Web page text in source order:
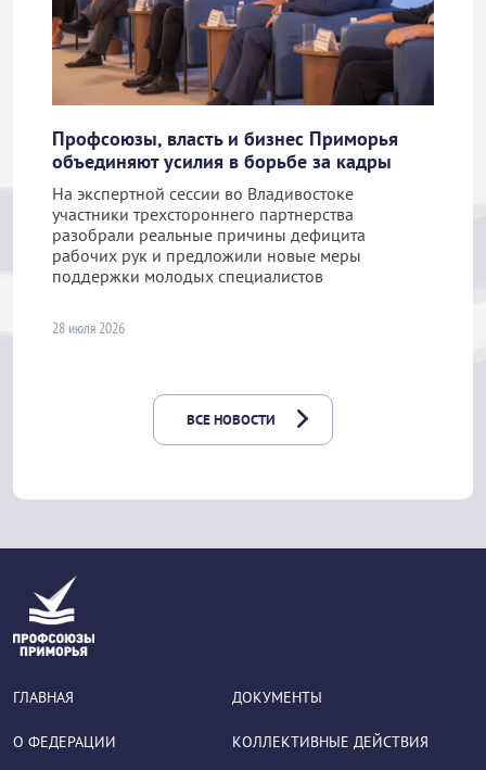
Профсоюзы, власть и бизнес Приморья
объединяют усилия в борьбе за кадры
На экспертной сессии во Владивостоке
участники трехстороннего партнерства
разобрали реальные причины дефицита
рабочих рук и предложили новые меры
поддержки молодых специалистов
28 июля 2026
ВСЕ НОВОСТИ
ГЛАВНАЯ
О ФЕДЕРАЦИИ
ДОКУМЕНТЫ
КОЛЛЕКТИВНЫЕ ДЕЙСТВИЯ